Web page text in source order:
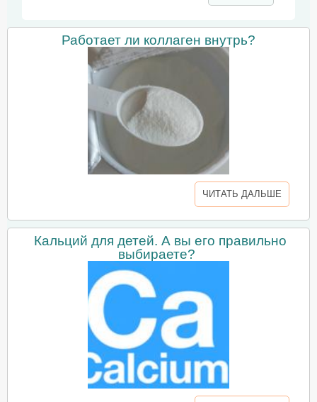
Работает ли коллаген внутрь?
ЧИТАТЬ ДАЛЬШЕ
Кальций для детей. А вы его правильно
выбираете?